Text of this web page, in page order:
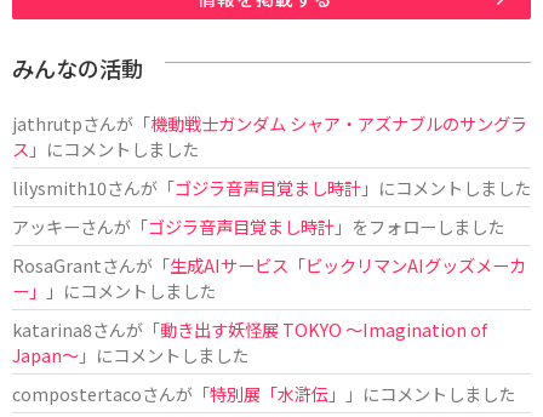
みんなの活動
jathrutpさんが「機動戦士ガンダム シャア・アズナブルのサングラ
ス 」にコメントしました
lilysmith10さんが「ゴジラ音声目覚まし時計」にコメントしました
アッキーさんが「ゴジラ音声目覚まし時計」をフォローしました
RosaGrantさんが「生成AIサービス「ビックリマンAIグッズメーカ
ー」
」にコメントしました
katarina8さんが「動き出す妖怪展 TOKYO 〜Imagination of
Japan〜」にコメントしました
compostertacoさんが「特別展「水滸伝」
」にコメントしました